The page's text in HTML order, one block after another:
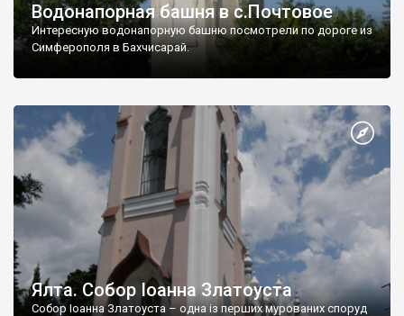
Водонапорная башня в с.Почтовое
Интересную водонапорную башню посмотрели по дороге из
Симферополя в Бахчисарай.
Ялта. Собор Іоанна Златоуста
Собор Іоанна Златоуста – одна із перших мурованих споруд